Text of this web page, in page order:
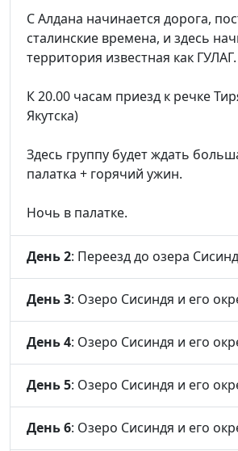
С Алдана начинается дорога,
сталинские времена, и здесь
территория известная как ГУЛАГ.
К 20.00 часам приезд к речке
Якутска)
Здесь группу будет ждать
палатка + горячий ужин.
Ночь в палатке.
День 2: Переезд до озера
День 3: Озеро Сисиндя и его
День 4: Озеро Сисиндя и его
День 5: Озеро Сисиндя и его
День 6: Озеро Сисиндя и его